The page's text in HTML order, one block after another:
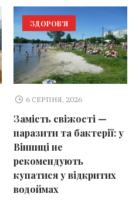
ЗДОРОВ'Я
6 СЕРПНЯ, 2026
Замість свіжості —
паразити та бактерії: у
Вінниці не
рекомендують
купатися у відкритих
водоймах